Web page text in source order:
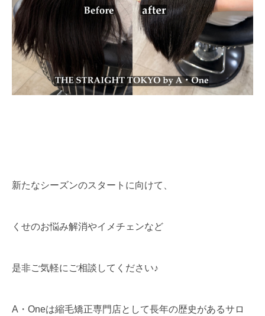
新たなシーズンのスタートに向けて、
くせのお悩み解消やイメチェンなど
是非ご気軽にご相談してください♪
A・Oneは縮毛矯正専門店として長年の歴史があるサロ